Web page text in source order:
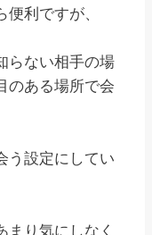
利ですが、
らない相手の場
のある場所で会
う設定にしてい
まり気にしなく